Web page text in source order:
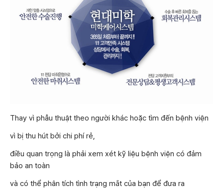
Thay vì phẫu thuật theo người khác hoặc tìm đến bệnh viện
vì bị thu hút bởi chi phí rẻ,
điều quan trọng là phải xem xét kỹ liệu bệnh viện có đảm
bảo an toàn
và có thể phân tích tình trạng mắt của bạn để đưa ra